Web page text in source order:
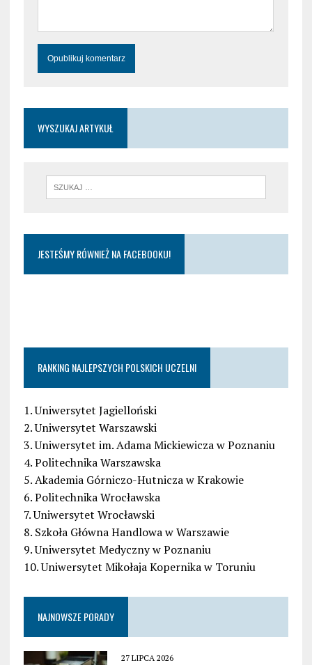
WYSZUKAJ ARTYKUŁ
JESTEŚMY RÓWNIEŻ NA FACEBOOKU!
RANKING NAJLEPSZYCH POLSKICH UCZELNI
1. Uniwersytet Jagielloński
2. Uniwersytet Warszawski
3. Uniwersytet im. Adama Mickiewicza w Poznaniu
4. Politechnika Warszawska
5. Akademia Górniczo-Hutnicza w Krakowie
6. Politechnika Wrocławska
7. Uniwersytet Wrocławski
8. Szkoła Główna Handlowa w Warszawie
9. Uniwersytet Medyczny w Poznaniu
10. Uniwersytet Mikołaja Kopernika w Toruniu
NAJNOWSZE PORADY
27 LIPCA 2026